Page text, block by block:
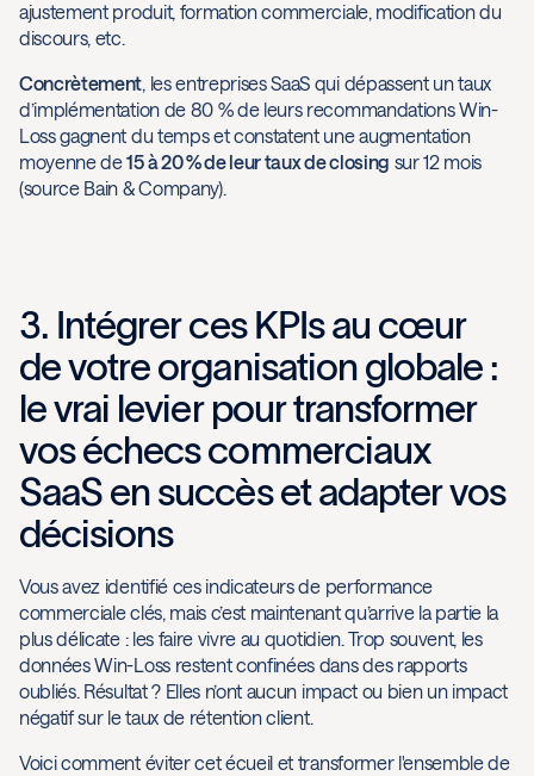
ajustement produit, formation commerciale, modification du
discours, etc.
Concrètement, les entreprises SaaS qui dépassent un taux
d’implémentation de 80 % de leurs recommandations Win-
Loss gagnent du temps et constatent une augmentation
moyenne de15 à 20 % de leur taux de closing sur 12 mois
(source Bain & Company).
3. Intégrer ces KPIs au cœur
de votre organisation globale :
le vrai levier pour transformer
vos échecs commerciaux
SaaS en succès et adapter vos
décisions
Vous avez identifié ces indicateurs de performance
commerciale clés, mais c’est maintenant qu’arrive la partie la
plus délicate : les faire vivre au quotidien. Trop souvent, les
données Win-Loss restent confinées dans des rapports
oubliés. Résultat ? Elles n’ont aucun impact ou bien un impact
négatif sur le taux de rétention client.
Voici comment éviter cet écueil et transformer l'ensemble de